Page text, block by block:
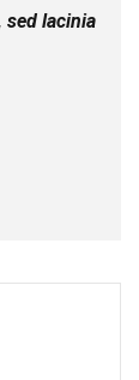
sed lacinia